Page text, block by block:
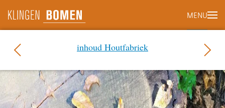
Terug naar hoofdinhoud
MENU
inhoud Houtfabriek